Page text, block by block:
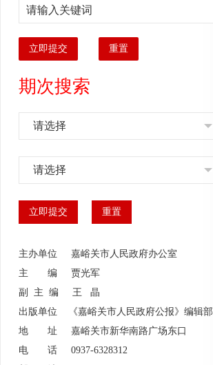
立即提交 重置
期次搜索
请选择
请选择
主办单位 嘉峪关市人民政府办公室
主 编 贾光军
副 主 编 王 晶
出版单位 《嘉峪关市人民政府公报》编辑部
地 址 嘉峪关市新华南路广场东口
电 话 0937-6328312